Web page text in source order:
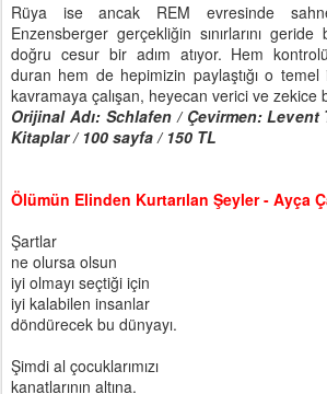
Rüya ise ancak REM evresinde
Enzensberger gerçekliğin sınırlarını geride
doğru cesur bir adım atıyor. Hem
duran hem de hepimizin paylaştığı o temel
kavramaya çalışan, heyecan verici ve zekice
Orijinal Adı: Schlafen / Çevirmen: Levent
Kitaplar / 100 sayfa / 150 TL
Ölümün Elinden Kurtarılan Şeyler - Ayça
Şartlar
ne olursa olsun
iyi olmayı seçtiği için
iyi kalabilen insanlar
döndürecek bu dünyayı.
Şimdi al çocuklarımızı
kanatlarının altına.